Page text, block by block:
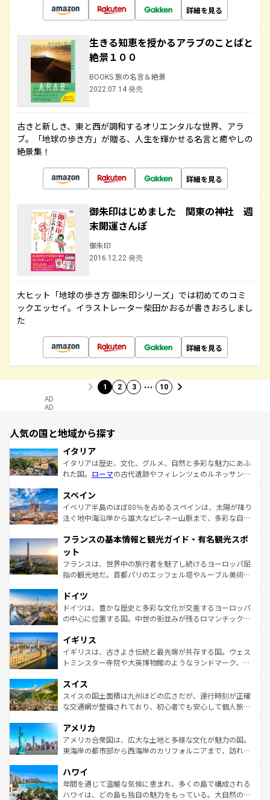
詳細を見る
生きる知恵を授かるアラブのことばと
絶景１００
BOOKS 旅の名言＆絶景
2022.07.14 発売
古きと新しき、東と西が調和するオリエンタルな世界、アラ
ブ。「地球の歩き方」が贈る、人生を輝かせる名言と癒やしの
絶景集！
詳細を見る
御朱印はじめました 関東の神社 週
末開運さんぽ
御朱印
2016.12.22 発売
大ヒット「地球の歩き方 御朱印シリーズ」では初めてのコミ
ックエッセイ。イラストレーター柴田かおるが書きおろしまし
た
詳細を見る
1 2 3 … 10
AD
AD
人気の国と地域から探す
イタリア
イタリアは歴史、文化、グルメ、自然と多彩な魅力にあふ
れた国。 ローマの古代遺跡やフィレンツェのルネッサンス
ろん、トスカーナの美しい田園風景やアマルフィ海岸の絶
景など、自然景観も見逃せない。観光の合間には、本場の
ピザやパスタなど、絶品のイタリア料理を堪能することも
ませてくれるイタリアで、忘れられない旅をしてみよう！
なお、新着のイタリア情報は
しい。
スペイン
イベリア半島のほぼ80％を占めるスペインは、太陽が降り
注ぐ地中海沿岸から雄大なピレネー山脈まで、多彩な自然
文化が根付くこの国では、情熱的なフラメンコ、熱気あふ
れる闘牛、そして美味しいタパスが生活の一部となってい
る。首都マドリードの洗練された雰囲気や、バルセロナの
アートに溢れた街角から、地方では古代ローマ遺跡や中世
せる。地方によって風土や気候が異なるスペインはその個
性で訪れる人を魅了する。 なお、新着のスペイン情報は コ
ンテンツ一覧を参照してほしい。
フランスの基本情報と観光ガイド・有名観光スポ
ット
フランスは、世界中の旅行者を魅了し続けるヨーロッパ屈
指の観光地だ。首都パリのエッフェル塔やルーブル美術館
で、幅広い魅力が詰まっている。華麗な宮殿、歴史的な大
聖堂、美しいビーチ、そして豊かな自然が、訪れる者を心
から魅了する。また、フランスは美食の国としても知ら
いる。シャンパンの発祥地であるランス、プロヴァンスの
香り高いラベンダー畑など、多彩な楽しみ方が可能だ。さ
らに、パリ以外の地域にも魅力が溢れており、どの街角に
れる地方に足を運ぶとそれぞれで全く異なる文化を体験で
きるだろう。 なお、新着のフランス情報はコンテンツ一覧
を参照してほしい。
ドイツ
ドイツは、豊かな歴史と多彩な文化が交差するヨーロッパ
の中心に位置する国。中世の街並みが残るロマンチック街
顔を持つこの国は、どこを歩いても飽きることがない。ベ
ルリンの文化的活気、バイエルン州のアルプスの絶景、そ
してライン川沿いのワイン畑といった風景は必見。ビール
は、お酒好きな人にはぜひ体験してほしい。 なお、新着の
ドイツ情報はコンテンツ一覧を参照してほしい。
イギリス
イギリスは、古きよき伝統と最先端が共存する国。ウェス
トミンスター寺院や大英博物館のようなランドマーク、歴
リアごとに異なる魅力がある。また、優雅なアフタヌーン
ティー、ビール好きにはたまらない英国パブ、サッカー観
戦など、本場だからこそできる体験も豊富。イギリスを旅
ンツ一覧を参照してほしい。
スイス
スイスの国土面積は九州ほどの広さだが、運行時刻が正確
な交通網が整備されており、初心者でも安心して個人旅行
の建物がそのまま残る町や、スイスならではのユニークな
博物館もあり、アルプス観光だけでなく町歩きも満喫する
ことができる。国民の所得が高いため物価も高いが、旅行
ば市内交通費無料で観光を楽しむこともできる。 なお、新
着のスイス情報はコンテンツ一覧 を参照してほしい。
アメリカ
アメリカ合衆国は、広大な土地と多様な文化が魅力の国。
東海岸の都市部から西海岸のカリフォルニアまで、訪れる
のような巨大都市は、観光、ショッピング、エンターテイ
ンメントが詰まった刺激的なスポットだ。一方、アメリカ
西部には大自然が広がり、グランドキャニオンやイエロー
ハワイ
年間を通じて温暖な気候に恵まれ、多くの島で構成される
ハワイは、どの島も独自の魅力をもっている。大自然の神